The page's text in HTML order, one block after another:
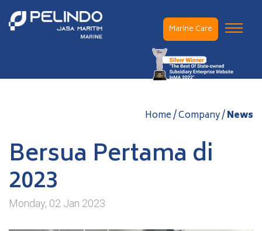
Marine Care
Home / Company /News
Bersua Pertama di
2023
Monday, 02 Jan 2023